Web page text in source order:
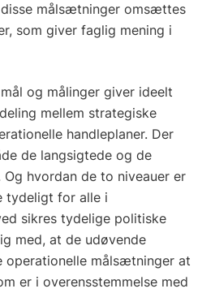
målsætninger omsættes
som giver faglig mening i
og målinger giver ideelt
mellem strategiske
handleplaner. Der
de langsigtede og de
hvordan de to niveauer er
tydeligt for alle i
sikres tydelige politiske
med, at de udøvende
operationelle målsætninger at
er i overensstemmelse med